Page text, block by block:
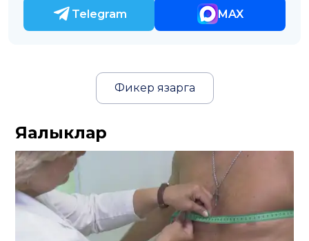
Telegram MAX
Фикер язарга
Яңалыклар